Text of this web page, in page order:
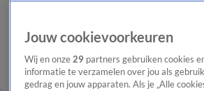
Jouw cookievoorkeuren
Wij en onze 29 partners gebruiken cookies
informatie te verzamelen over jou als
gedrag en jouw apparaten. Als je „Alle